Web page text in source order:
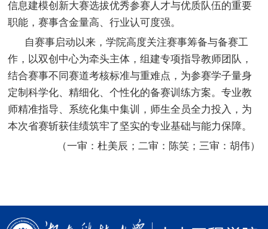
信息建模创新大赛选拔优秀参赛人才与优质队伍的重要
职能，赛事含金量高、行业认可度强。
自赛事启动以来，学院高度关注赛事筹备与备赛工
作，以双创中心为牵头主体，组建专项指导教师团队，
结合赛事不同赛道考核标准与重难点，为参赛学子量身
定制科学化、精细化、个性化的备赛训练方案。专业教
师精准指导、系统化集中集训，师生全员全力投入，为
本次省赛斩获佳绩筑牢了坚实的专业基础与能力保障。
（一审：杜美辰；二审：陈笑；三审：胡伟）